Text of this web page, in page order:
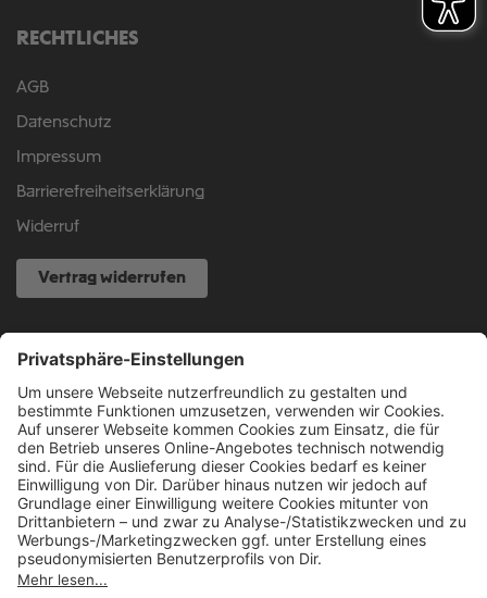
RECHTLICHES
AGB
Datenschutz
Impressum
Barrierefreiheitserklärung
Widerruf
Vertrag widerrufen
NOCH FRAGEN?
040 317 874 888
info@fcsp-shop.com